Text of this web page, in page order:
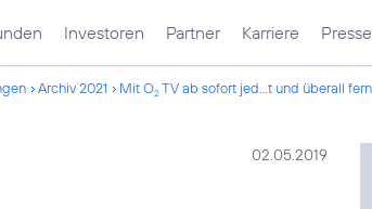
Investoren Partner Karriere Presse
Archiv 2021 Mit O2TV ab sofort jed...t und überall
02.05.2019